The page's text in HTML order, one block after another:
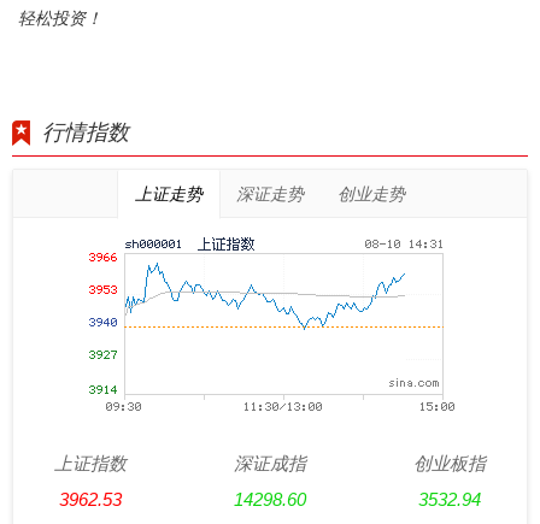
轻松投资！
行情指数
上证走势 深证走势 创业走势
上证指数
3962.53
深证成指
14298.60
创业板指
3532.94